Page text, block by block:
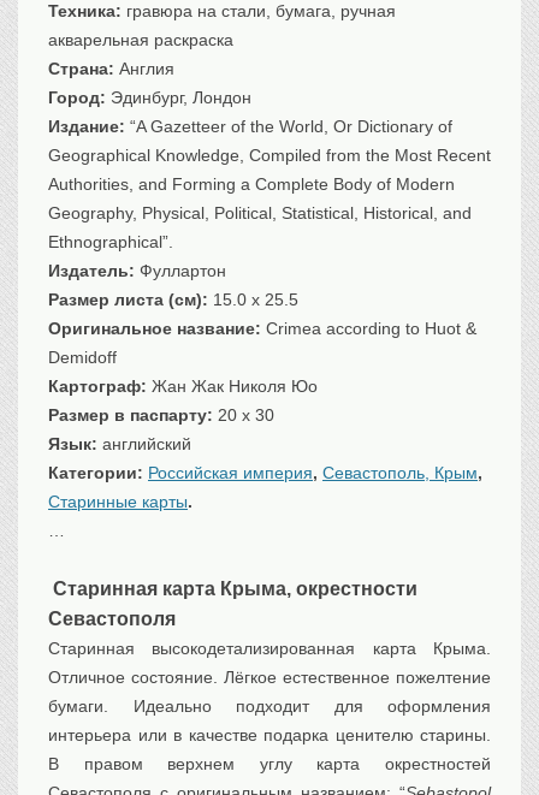
Охота. Флора. Фауна
Техника, транспорт, архитектура
Архитектура
Техника
Транспорт
Флот, кораблестроение
Связь
Медицина
Выставочные экспонаты XVI-XIXв.
Разное
Техника: гравюра на стали, бумага, ручная
акварельная раскраска
Страна: Англия
Город: Эдинбург, Лондон
Издание: “A Gazetteer of the World, Or Dictionary of
Geographical Knowledge, Compiled from the Most Recent
Authorities, and Forming a Complete Body of Modern
Geography, Physical, Political, Statistical, Historical, and
Ethnographical”.
Издатель: Фуллартон
Размер листа (см): 15.0 x 25.5
Оригинальное название: Crimea according to Huot &
Demidoff
Картограф: Жан Жак Николя Юо
Размер в паспарту: 20 x 30
Язык: английский
Категории: Российская империя, Севастополь, Крым,
Старинные карты.
Старинная карта Крыма, окрестности
Севастополя
Старинная высокодетализированная карта Крыма.
Отличное состояние. Лёгкое естественное пожелтение
бумаги. Идеально подходит для оформления
интерьера или в качестве подарка ценителю старины.
В правом верхнем углу карта окрестностей